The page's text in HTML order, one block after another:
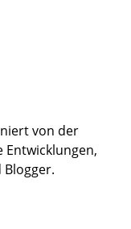
von der